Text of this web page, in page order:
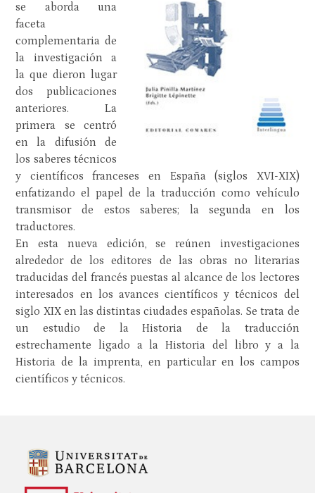
se aborda una
faceta
complementaria de
la investigación a
la que dieron lugar
dos publicaciones
anteriores. La
primera se centró
en la difusión de
los saberes técnicos
y científicos franceses en España (siglos XVI-XIX)
enfatizando el papel de la traducción como vehículo
transmisor de estos saberes; la segunda en los
traductores.
En esta nueva edición, se reúnen investigaciones
alrededor de los editores de las obras no literarias
traducidas del francés puestas al alcance de los lectores
interesados en los avances científicos y técnicos del
siglo XIX en las distintas ciudades españolas. Se trata de
un estudio de la Historia de la traducción
estrechamente ligado a la Historia del libro y a la
Historia de la imprenta, en particular en los campos
científicos y técnicos.